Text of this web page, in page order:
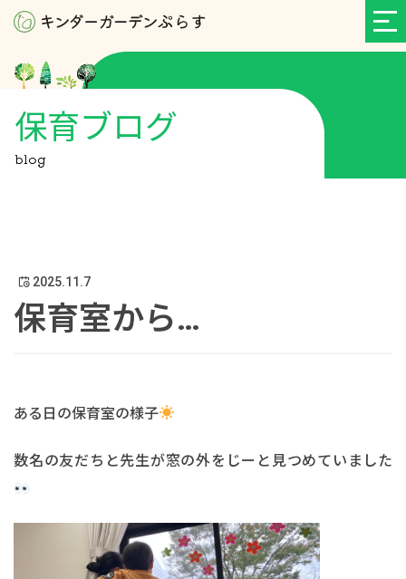
保育ブログ
blog
2025.11.7
保育室から…
ある日の保育室の様子
数名の友だちと先生が窓の外をじーと見つめていました